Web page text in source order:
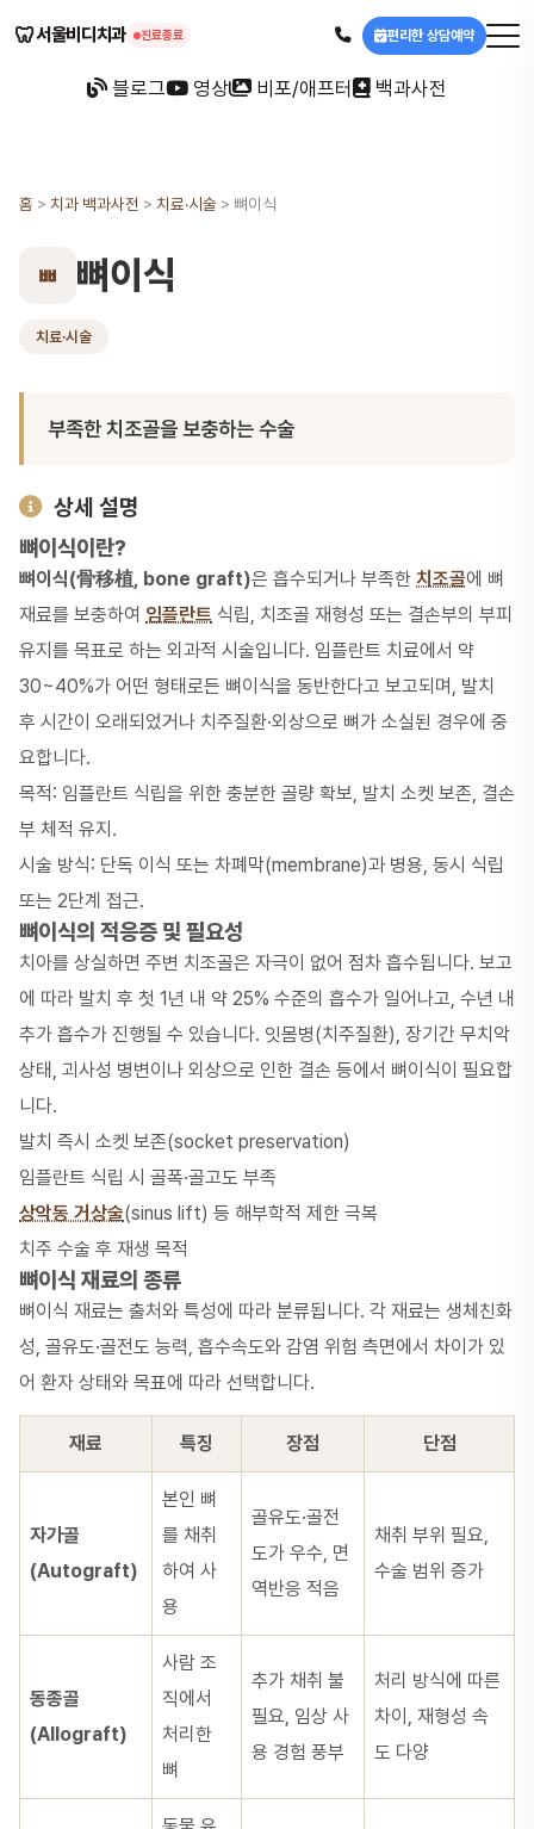
🦷서울비디치과 진료종료 편리한 상담예약
블로그 영상 비포/애프터 백과사전
홈 > 치과 백과사전 > 치료·시술 > 뼈이식
ㅃ 뼈이식
치료·시술
부족한 치조골을 보충하는 수술
상세 설명
뼈이식이란?
뼈이식(骨移植, bone graft)은 흡수되거나 부족한 치조골에 뼈
재료를 보충하여 임플란트 식립, 치조골 재형성 또는 결손부의 부피
유지를 목표로 하는 외과적 시술입니다. 임플란트 치료에서 약
30~40%가 어떤 형태로든 뼈이식을 동반한다고 보고되며, 발치
후 시간이 오래되었거나 치주질환·외상으로 뼈가 소실된 경우에 중
요합니다.
목적: 임플란트 식립을 위한 충분한 골량 확보, 발치 소켓 보존, 결손
부 체적 유지.
시술 방식: 단독 이식 또는 차폐막(membrane)과 병용, 동시 식립
또는 2단계 접근.
뼈이식의 적응증 및 필요성
치아를 상실하면 주변 치조골은 자극이 없어 점차 흡수됩니다. 보고
에 따라 발치 후 첫 1년 내 약 25% 수준의 흡수가 일어나고, 수년 내
추가 흡수가 진행될 수 있습니다. 잇몸병(치주질환), 장기간 무치악
상태, 괴사성 병변이나 외상으로 인한 결손 등에서 뼈이식이 필요합
니다.
발치 즉시 소켓 보존(socket preservation)
임플란트 식립 시 골폭·골고도 부족
상악동 거상술(sinus lift) 등 해부학적 제한 극복
치주 수술 후 재생 목적
뼈이식 재료의 종류
뼈이식 재료는 출처와 특성에 따라 분류됩니다. 각 재료는 생체친화
성, 골유도·골전도 능력, 흡수속도와 감염 위험 측면에서 차이가 있
어 환자 상태와 목표에 따라 선택합니다.
재료 특징 장점 단점
자가골
(Autograft)
본인 뼈
를 채취
하여 사
용
골유도·골전
도가 우수, 면
역반응 적음
채취 부위 필요,
수술 범위 증가
동종골
(Allograft)
사람 조
직에서
처리한
뼈
추가 채취 불
필요, 임상 사
용 경험 풍부
처리 방식에 따른
차이, 재형성 속
도 다양